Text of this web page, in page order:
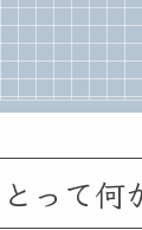
って何